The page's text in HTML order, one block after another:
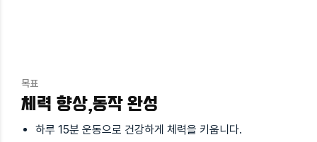
목표
체력 향상,동작 완성
하루 15분 운동으로 건강하게 체력을 키웁니다.